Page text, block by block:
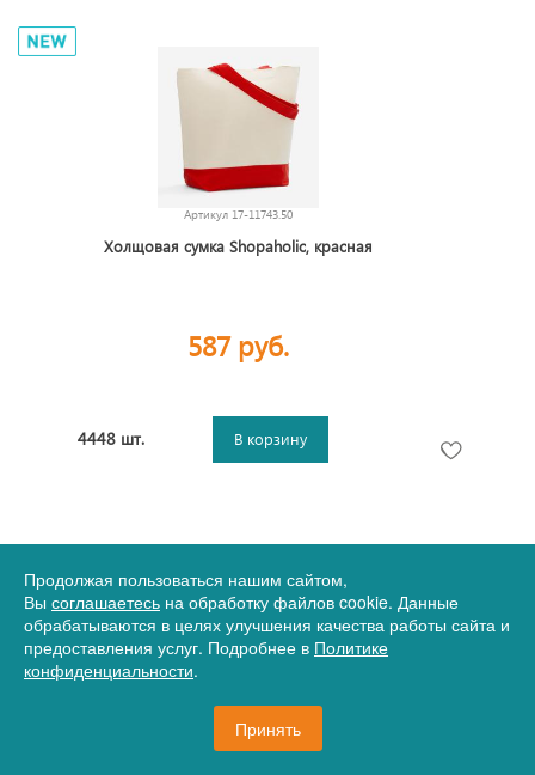
Артикул 17-11743.50
Холщовая сумка Shopaholic, красная
587 руб.
4448 шт. В корзину
Артикул17-11743.66
Продолжая пользоваться нашим сайтом,
Вы соглашаетесь на обработку файлов cookie. Данные
обрабатываются в целях улучшения качества работы сайта и
предоставления услуг. Подробнее в Политике
конфиденциальности.
Принять